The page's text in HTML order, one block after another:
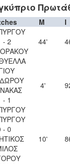
M I
- 2
44'
- 1
4'
- 0
10'